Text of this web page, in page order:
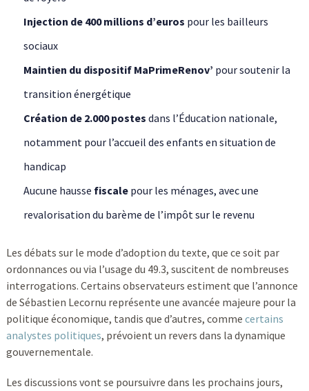
Injection de 400 millions d’euros pour les bailleurs
sociaux
Maintien du dispositif MaPrimeRenov’ pour soutenir la
transition énergétique
Création de 2.000 postes dans l’Éducation nationale,
notamment pour l’accueil des enfants en situation de
handicap
Aucune hausse fiscalepour les ménages, avec une
revalorisation du barème de l’impôt sur le revenu
Les débats sur le mode d’adoption du texte, que ce soit par
ordonnances ou via l’usage du 49.3, suscitent de nombreuses
interrogations. Certains observateurs estiment que l’annonce
de Sébastien Lecornu représente une avancée majeure pour la
politique économique, tandis que d’autres, comme certains
analystes politiques, prévoient un revers dans la dynamique
gouvernementale.
Les discussions vont se poursuivre dans les prochains jours,